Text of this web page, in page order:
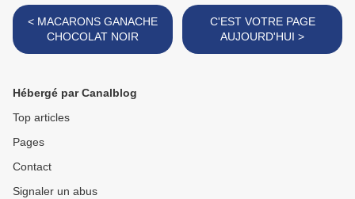
< MACARONS GANACHE
CHOCOLAT NOIR
C'EST VOTRE PAGE
AUJOURD'HUI >
Hébergé par Canalblog
Top articles
Pages
Contact
Signaler un abus